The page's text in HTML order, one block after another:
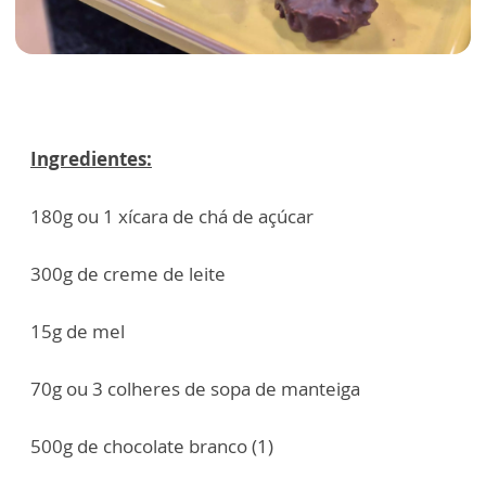
Ingredientes:
180g ou 1 xícara de chá de açúcar
300g de creme de leite
15g de mel
70g ou 3 colheres de sopa de manteiga
500g de chocolate branco (1)